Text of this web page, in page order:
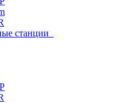
станции